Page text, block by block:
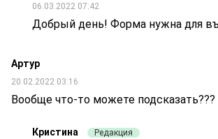
06.03.2022 07:42
Добрый день! Форма нужна для
Артур
20.02.2022 03:16
Вообще что-то можете подсказать???
Кристина
Редакция